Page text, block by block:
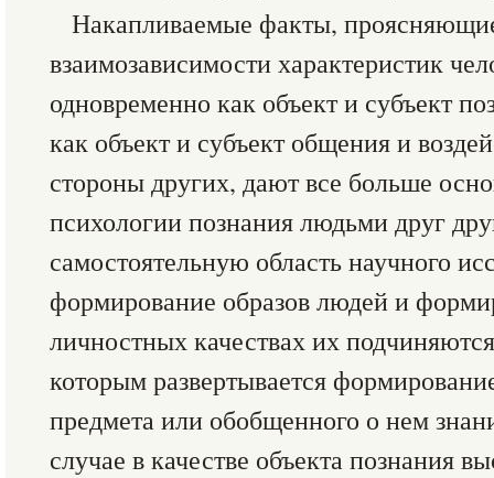
Накапливаемые факты,
взаимозависимости характеристик
одновременно как объект и субъект
как объект и субъект общения и
стороны других, дают все больше
психологии познания людьми друг
самостоятельную область научного
формирование образов людей и
личностных качествах их
которым развертывается
предмета или обобщенного о нем
случае в качестве объекта познания